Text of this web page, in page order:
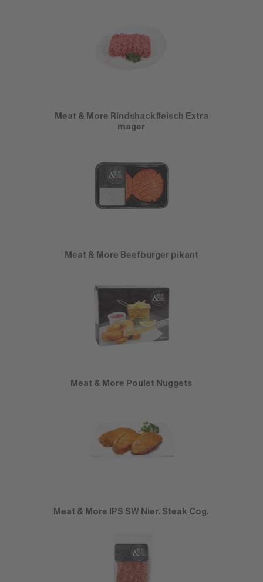
Meat & More Rindshackfleisch Extra
mager
Meat & More Beefburger pikant
Meat & More Poulet Nuggets
Meat & More IPS SW Nier. Steak Cog.